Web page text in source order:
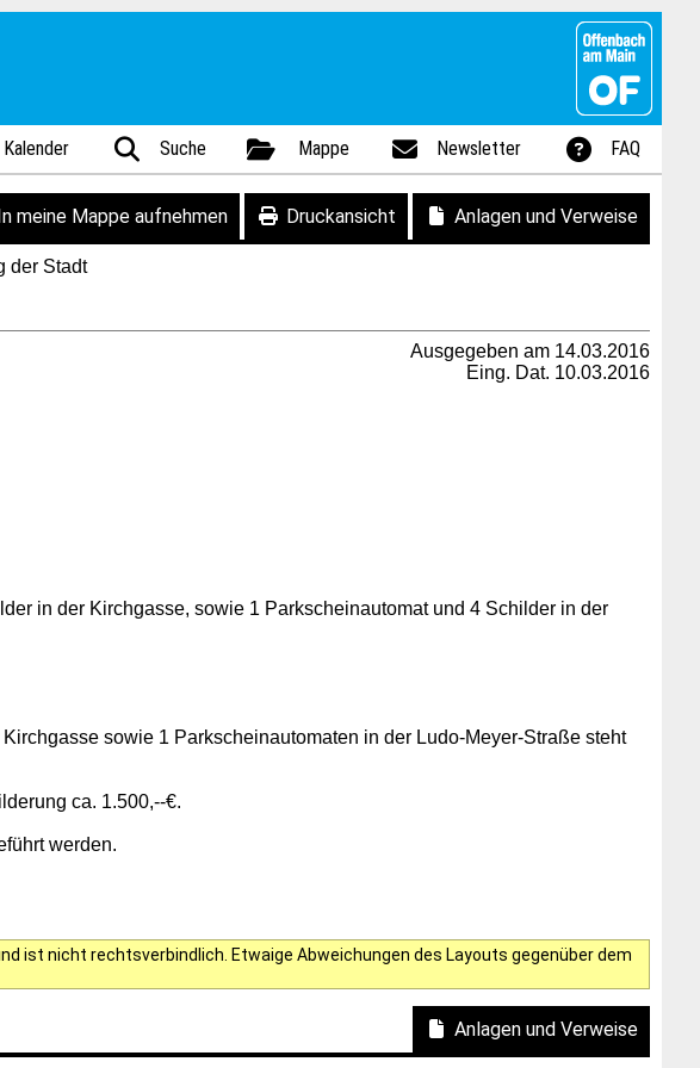
Kalender Suche Mappe Newsletter FAQ
meine Mappe aufnehmen Druckansicht Anlagen und Verweise
der Stadt
Ausgegeben am 14.03.2016
Eing. Dat. 10.03.2016
in der Kirchgasse, sowie 1 Parkscheinautomat und 4 Schilder in der
sowie 1 Parkscheinautomaten in der Ludo-Meyer-Straße steht
ca. 1.500,--€.
werden.
ist nicht rechtsverbindlich. Etwaige Abweichungen des Layouts gegenüber dem
Anlagen und Verweise